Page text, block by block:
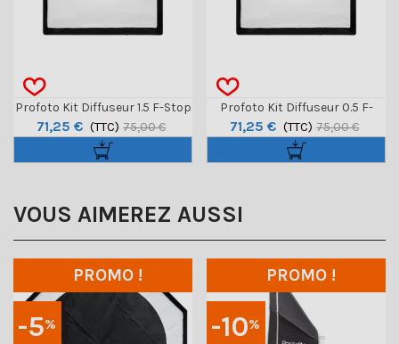
Profoto Kit Diffuseur 1.5 F-Stop
Pour Softbox 2x3'
71,25 € (TTC) 75,00 €
Profoto Kit Diffuseur 0.5 F-
Stop Pour Softbox 2x3'
71,25 € (TTC) 75,00 €
VOUS AIMEREZ AUSSI
-5%
PROMO !
-10%
PROMO !